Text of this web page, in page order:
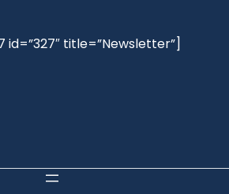
title=”Newsletter”]